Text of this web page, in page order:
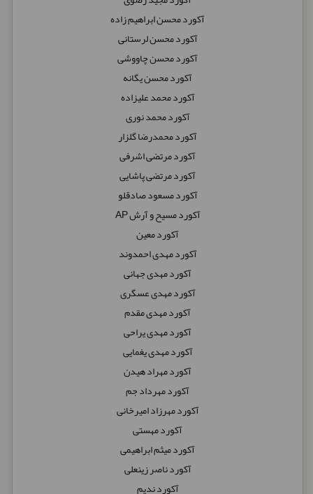
آکورد محسن ابراهیم زاده
آکورد محسن لرستانی
آکورد محسن چاووشی
آکورد محسن یگانه
آکورد محمد علیزاده
آکورد محمد نوری
آکورد محمدرضا گلزار
آکورد مرتضی اشرفی
آکورد مرتضی پاشایی
آکورد مسعود صادقلو
آکورد مسیح و آرش AP
آکورد معین
آکورد مهدی احمدوند
آکورد مهدی جهانی
آکورد مهدی عسگری
آکورد مهدی مقدم
آکورد مهدی یراحی
آکورد مهدی یغمایی
آکورد مهراد هیدن
آکورد مهرداد جم
آکورد مهرزاد امیرخانی
آکورد مهستی
آکورد میثم ابراهیمی
آکورد ناصر زینعلی
آکورد ندیم